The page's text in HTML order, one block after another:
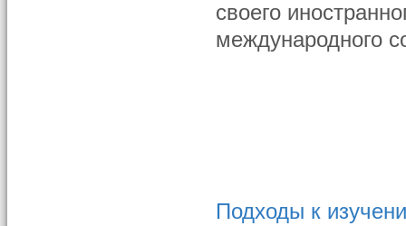
своего
международного
Подходы к